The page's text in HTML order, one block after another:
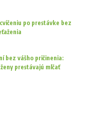
po prestávke bez
bez vášho pričinenia:
prestávajú mlčať